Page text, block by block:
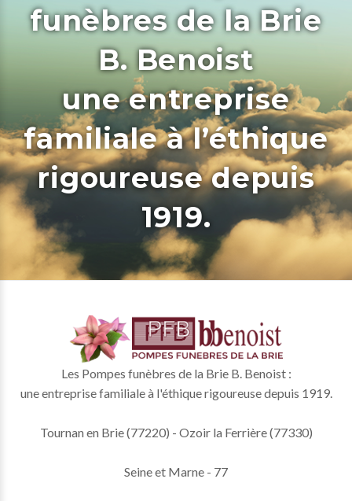
funèbres de la Brie
B. Benoist
une entreprise
familiale à l’éthique
rigoureuse depuis
1919.
Les Pompes funèbres de la Brie B. Benoist :
une entreprise familiale à l'éthique rigoureuse depuis 1919.
Tournan en Brie (77220) - Ozoir la Ferrière (77330)
Seine et Marne - 77